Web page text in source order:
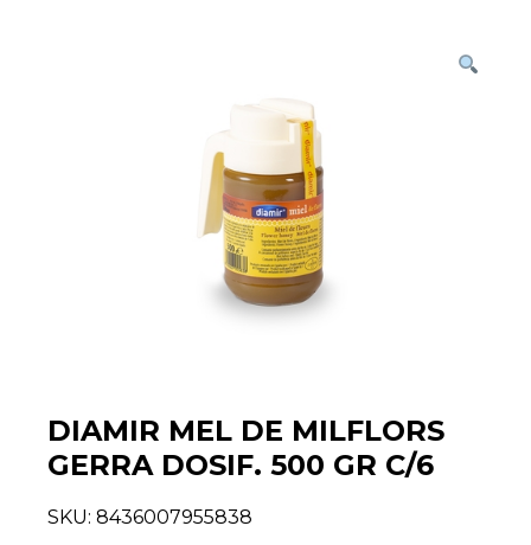
DIAMIR MEL DE MILFLORS
GERRA DOSIF. 500 GR C/6
SKU: 8436007955838